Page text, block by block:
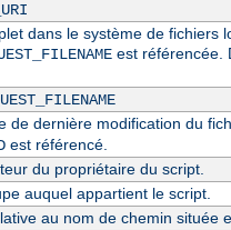
dans le système de fichiers
est référencée.
de dernière modification du
est référencé.
du propriétaire du script.
auquel appartient le script.
au nom de chemin située